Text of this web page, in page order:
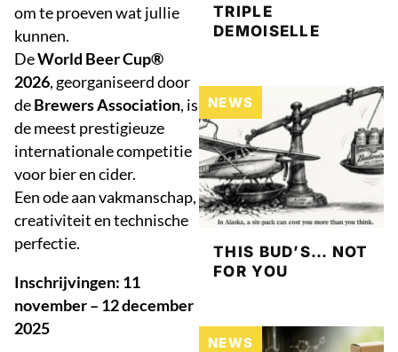
om te proeven wat jullie
kunnen.
DeWorld Beer Cup®
2026, georganiseerd door
deBrewers Association, is
de meest prestigieuze
internationale competitie
voor bier en cider.
Een ode aan vakmanschap,
creativiteit en technische
perfectie.
Inschrijvingen: 11
november – 12 december
2025
TRIPLE
DEMOISELLE
NEWS
THIS BUD’S… NOT
FOR YOU
NEWS